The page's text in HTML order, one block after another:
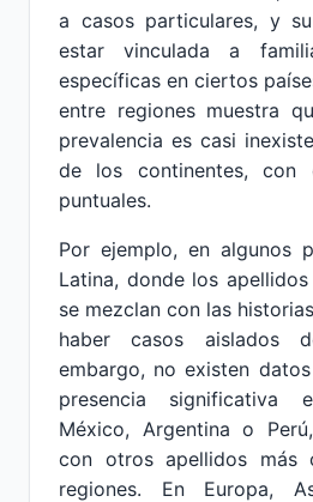
a casos particulares, y
estar vinculada a
específicas en ciertos
entre regiones muestra
prevalencia es casi
de los continentes, con
puntuales.
Por ejemplo, en algunos
Latina, donde los
se mezclan con las
haber casos aislados
embargo, no existen
presencia significativa
México, Argentina o
con otros apellidos más
regiones. En Europa,